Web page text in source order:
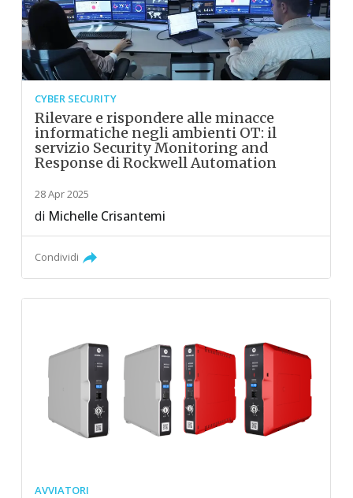
CYBER SECURITY
Rilevare e rispondere alle minacce
informatiche negli ambienti OT: il
servizio Security Monitoring and
Response di Rockwell Automation
28 Apr 2025
di Michelle Crisantemi
Condividi
AVVIATORI